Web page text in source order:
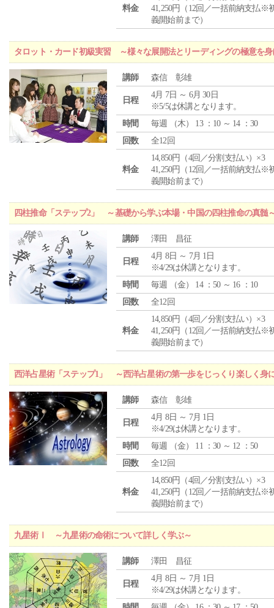
料金
41,250円（12回／一括前納支払※
義開始前まで）
タロット・カード初級実習 ～様々な展開法とリーディングの極意を身
講師 森信 彰雄
日程
4月 7日 ～ 6月 30日
※5/5は休講となります。
時間
毎週 （木） 13 ：10 ～ 14 ：30
回数
全12回
料金
14,850円（4回／分割支払い）×3
41,250円（12回／一括前納支払※
義開始前まで）
四柱推命「ステップ2」 ～基礎から学ぶ本場・中国の四柱推命の真髄
講師 澤田 昌征
日程
4月 8日 ～ 7月 1日
※4/29は休講となります。
時間
毎週 （金） 14 ：50 ～ 16 ：10
回数
全12回
料金
14,850円（4回／分割支払い）×3
41,250円（12回／一括前納支払※
義開始前まで）
西洋占星術「ステップ1」 ～西洋占星術の第一歩をじっくり楽しく身
講師 森信 彰雄
日程
4月 8日 ～ 7月 1日
※4/29は休講となります。
時間
毎週 （金） 11 ：30 ～ 12 ：50
回数
全12回
料金
14,850円（4回／分割支払い）×3
41,250円（12回／一括前納支払※
義開始前まで）
九星術Ⅰ ～九星術の命術について詳しく学ぶ～
講師 澤田 昌征
日程
4月 8日 ～ 7月 1日
※4/29は休講となります。